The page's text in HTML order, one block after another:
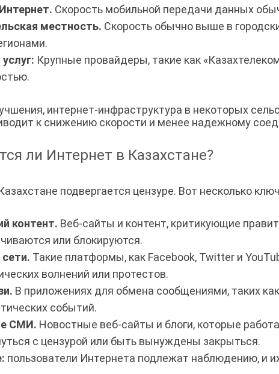
Скорость мобильной передачи данных
местность. Скорость обычно выше в
Крупные провайдеры, такие как
интернет-инфраструктура в некоторых
к снижению скорости и менее надежному
ли Интернет в Казахстане?
подвергается цензуре. Вот несколько
контент. Веб-сайты и контент, критикующие
или блокируются.
Такие платформы, как Facebook, Twitter и
волнений или протестов.
В приложениях для обмена сообщениями, таких
событий.
СМИ. Новостные веб-сайты и блоги, которые
с цензурой или быть вынуждены закрыться.
пользователи Интернета подлежат наблюдению, и